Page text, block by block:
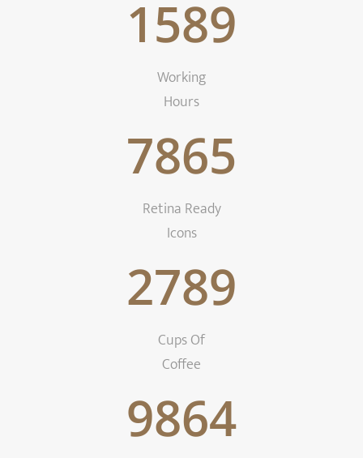
1589
Working
Hours
7865
Retina Ready
Icons
2789
Cups Of
Coffee
9864